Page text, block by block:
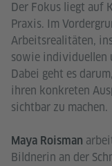
Der Fokus liegt auf
Praxis. Im
Arbeitsrealitäten,
sowie individuellen
Dabei geht es
ihren konkreten
sichtbar zu machen.
Maya Roisman
Bildnerin an der